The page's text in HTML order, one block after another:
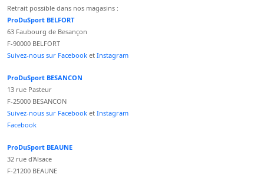
Retrait possible dans nos magasins :
ProDuSport BELFORT
63 Faubourg de Besançon
F-90000 BELFORT
Suivez-nous sur Facebook et Instagram
ProDuSport BESANCON
13 rue Pasteur
F-25000 BESANCON
Suivez-nous sur Facebook et Instagram
Facebook
ProDuSport BEAUNE
32 rue d'Alsace
F-21200 BEAUNE